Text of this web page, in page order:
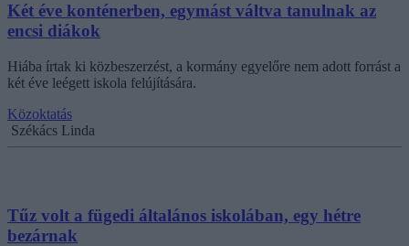
Két éve konténerben, egymást váltva tanulnak az
encsi diákok
Hiába írtak ki közbeszerzést, a kormány egyelőre nem adott forrást a
két éve leégett iskola felújítására.
Közoktatás
Székács Linda
Tűz volt a fügedi általános iskolában, egy hétre
bezárnak